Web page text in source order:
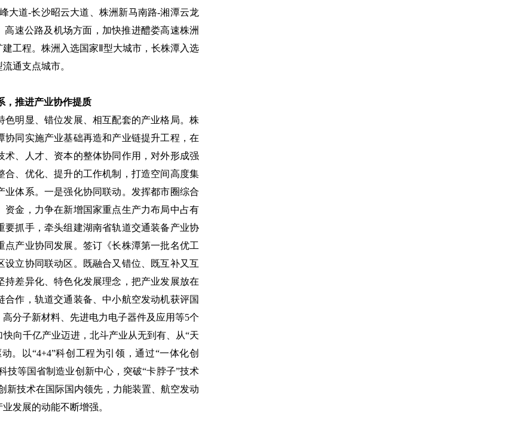
大道-长沙昭云大道、株洲新马南路-湘潭云龙
速公路及机场方面，加快推进醴娄高速株洲
工程。株洲入选国家Ⅱ型大城市，长株潭入选
通支点城市。
，推进产业协作提质
明显、错位发展、相互配套的产业格局。株
同实施产业基础再造和产业链提升工程，在
、人才、资本的整体协同作用，对外形成强
、优化、提升的工作机制，打造空间高度集
体系。一是强化协同联动。发挥都市圈综合
金，力争在新增国家重点生产力布局中占有
抓手，牵头组建湖南省轨道交通装备产业协
产业协同发展。签订《长株潭第一批名优工
立协同联动区。既融合又错位、既互补又互
差异化、特色化发展理念，把产业发展放在
作，轨道交通装备、中小航空发动机获评国
分子新材料、先进电力电子器件及应用等5个
向千亿产业迈进，北斗产业从无到有、从“天
。以“4+4”科创工程为引领，通过“一体化创
技等国省制造业创新中心，突破“卡脖子”技术
新技术在国际国内领先，力能装置、航空发动
发展的动能不断增强。